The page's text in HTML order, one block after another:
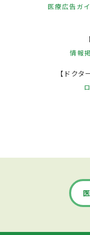
医療広告ガ
情報
【ドクタ